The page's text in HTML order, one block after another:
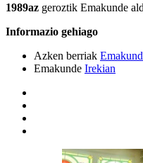
1989az geroztik Emakunde
Informazio gehiago
Azken berriak
Emakunde Irekian